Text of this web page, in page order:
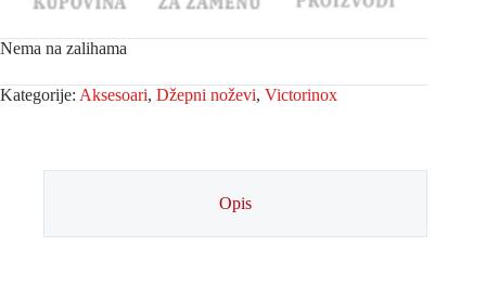
Nema na zalihama
Kategorije: Aksesoari, Džepni noževi, Victorinox
Opis